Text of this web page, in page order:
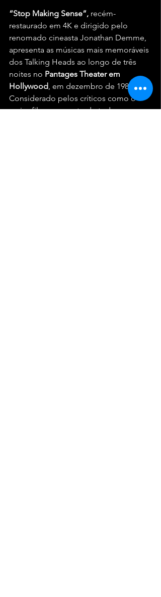
“Stop Making Sense”, recém-
restaurado em 4K e dirigido pelo
renomado cineasta Jonathan Demme,
apresenta as músicas mais memoráveis
dos Talking Heads ao longo de três
noites no Pantages Theater em
Hollywood, em dezembro de 1983.
Considerado pelos críticos como o
maior filme-concerto de todos os